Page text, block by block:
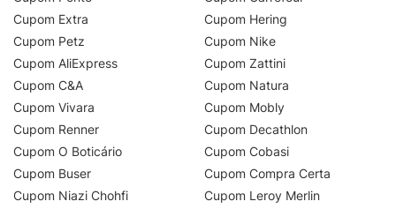
Cupom Extra
Cupom Petz
Cupom AliExpress
Cupom C&A
Cupom Vivara
Cupom Renner
Cupom O Boticário
Cupom Buser
Cupom Niazi Chohfi
Cupom Hering
Cupom Nike
Cupom Zattini
Cupom Natura
Cupom Mobly
Cupom Decathlon
Cupom Cobasi
Cupom Compra Certa
Cupom Leroy Merlin